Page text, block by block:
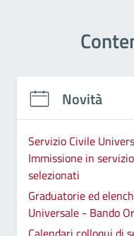
Novità
Servizio Civile
Immissione in
selezionati
Graduatorie ed
Universale - Bando